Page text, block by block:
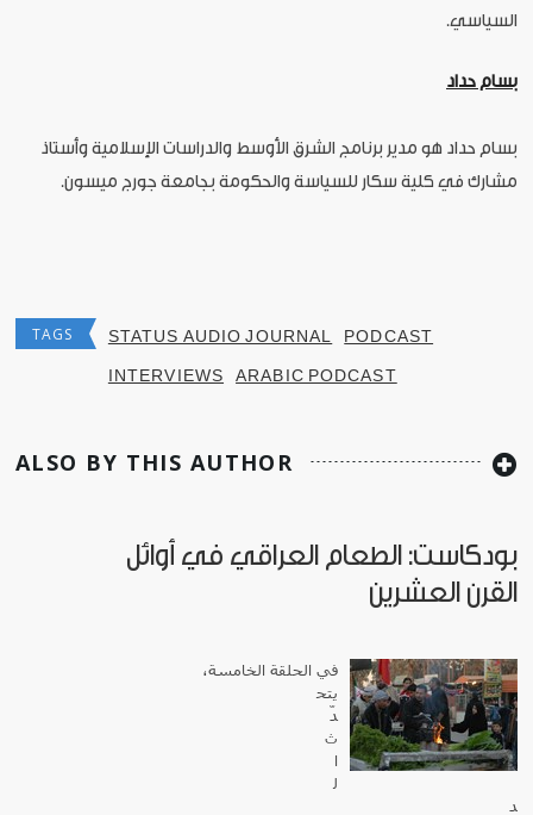
السياسي.
بسام حداد
بسام حداد هو مدير برنامج الشرق الأوسط والدراسات الإسلامية وأستاذ
مشارك في كلية سكار للسياسة والحكومة بجامعة جورج ميسون.
TAGS STATUS AUDIO JOURNAL PODCAST
INTERVIEWS ARABIC PODCAST
ALSO BY THIS AUTHOR
بودكاست: الطعام العراقي في أوائل
القرن العشرين
في الحلقة الخامسة،
يتح
دّ
ث
ا
ل
د